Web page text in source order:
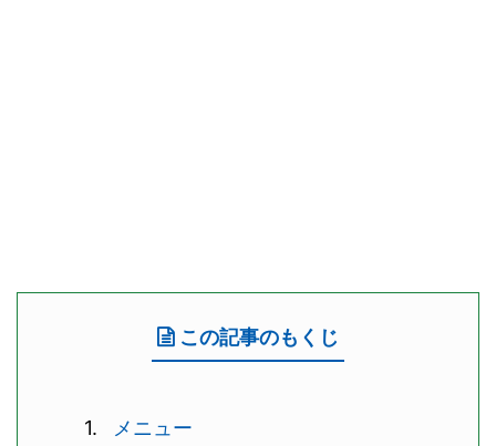
この記事のもくじ
メニュー